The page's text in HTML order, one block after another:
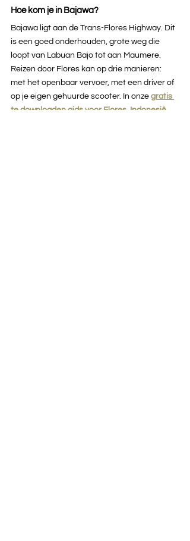
Hoe kom je in Bajawa?
Bajawa ligt aan de Trans-Flores Highway. Dit
is een goed onderhouden, grote weg die
loopt van Labuan Bajo tot aan Maumere.
Reizen door Flores kan op drie manieren:
met het openbaar vervoer, met een driver of
op je eigen gehuurde scooter. In onze gratis
te downloaden gids voor Flores, Indonesië